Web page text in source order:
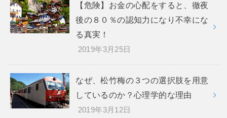
【危険】お金の心配をすると、徹夜
後の８０％の認知力になり不幸にな
る真実！
2019年3月25日
なぜ、松竹梅の３つの選択肢を用意
しているのか？心理学的な理由
2019年3月12日